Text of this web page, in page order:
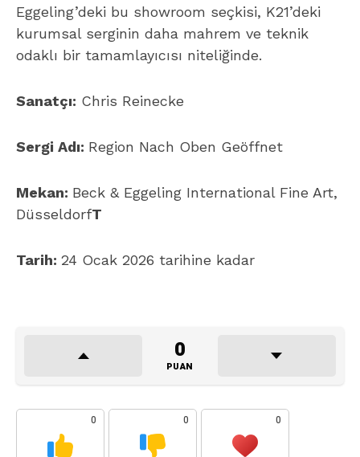
Eggeling’deki bu showroom seçkisi, K21’deki
kurumsal serginin daha mahrem ve teknik
odaklı bir tamamlayıcısı niteliğinde.
Sanatçı: Chris Reinecke
Sergi Adı: Region Nach Oben Geöffnet
Mekan: Beck & Eggeling International Fine Art,
DüsseldorfT
Tarih: 24 Ocak 2026 tarihine kadar
0
PUAN
0 0 0